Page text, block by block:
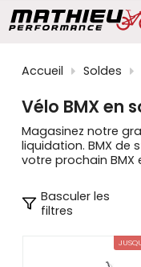
disponible.
Appuyez
pour
résultat
de
recherche
sélectionné.
Les
d'appareils
tactiles
Accueil Soldes
Vélo BMX en
Magasinez notre
liquidation. BMX de
votre prochain BMX
Basculer les
filtres